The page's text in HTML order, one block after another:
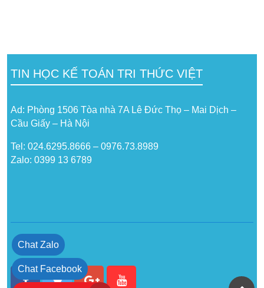
TIN HỌC KẾ TOÁN TRI THỨC VIỆT
Ad: Phòng 1506 Tòa nhà 7A Lê Đức Thọ – Mai Dịch –
Cầu Giấy – Hà Nội
Tel: 024.6295.8666 – 0976.73.8989
Zalo: 0399 13 6789
Chat Zalo
Chat Facebook